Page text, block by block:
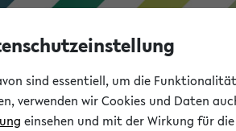
sind essentiell, um die
verwenden wir Cookies und Daten
einsehen und mit der Wirkung für